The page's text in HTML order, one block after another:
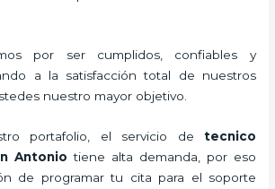
por ser cumplidos, confiables y
a la satisfacción total de nuestros
nuestro mayor objetivo.
portafolio, el servicio de tecnico
Antonio tiene alta demanda, por eso
de programar tu cita para el soporte